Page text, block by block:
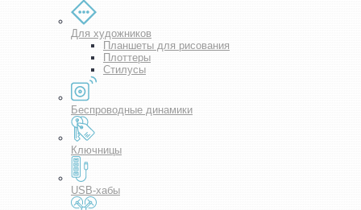
Для художников
Планшеты для рисования
Плоттеры
Стилусы
Беспроводные динамики
Ключницы
USB-хабы